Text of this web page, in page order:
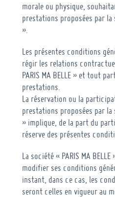
morale ou physique,
prestations proposées par la
».
Les présentes conditions
régir les relations
PARIS MA BELLE » et tout
prestations.
La réservation ou la
prestations proposées par la
» implique, de la part du
réserve des présentes
La société « PARIS MA
modifier ses conditions
instant, dans ce cas, les
seront celles en vigueur au